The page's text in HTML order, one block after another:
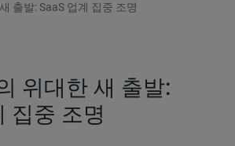
출발: SaaS 업계 집중 조명
위대한 새 출발:
집중 조명